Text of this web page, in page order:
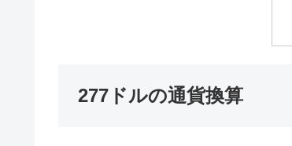
277ドルの通貨換算